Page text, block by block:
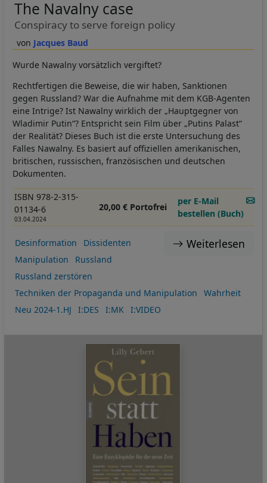
Jacques Baud
The Navalny case
Conspiracy to serve foreign policy
Wurde Nawalny vorsätzlich vergiftet?
Rechtfertigen die Beweise, die wir haben, Sanktionen
gegen Russland? War die Aufnahme mit dem KGB-Agenten
eine Intrige? Ist Nawalny wirklich der „Hauptgegner von
Wladimir Putin“? Entspricht sein Film über „Putins Palast“
der Realität? Dieses Buch ist die erste Untersuchung des
Falles Nawalny. Es basiert auf offiziellen amerikanischen,
britischen, russischen, französischen und deutschen
Dokumenten.
ISBN 978-2-315-
01134-6
03.04.2024
20,00 € Portofrei
per E-Mail
bestellen (Buch)
Weiterlesen
Desinformation
Dissidenten
Manipulation
Russland
Russland zerstören
Techniken der Propaganda und Manipulation
Wahrheit
Neu 2024-1.HJ
I:DES I:MK I:VIDEO